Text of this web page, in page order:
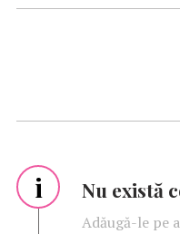
i Nu există
Adăugă-le pe